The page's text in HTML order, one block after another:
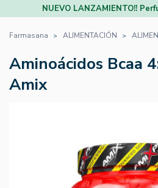
NUEVO LANZAMIENTO!!
Farmasana ALIMENTACIÓN
Aminoácidos Bcaa
Amix